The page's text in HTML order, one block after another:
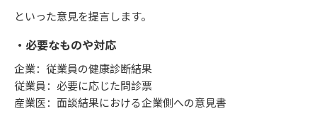
といった意見を提言します。
・必要なものや対応
企業：従業員の健康診断結果
従業員：必要に応じた問診票
産業医：面談結果における企業側への意見書